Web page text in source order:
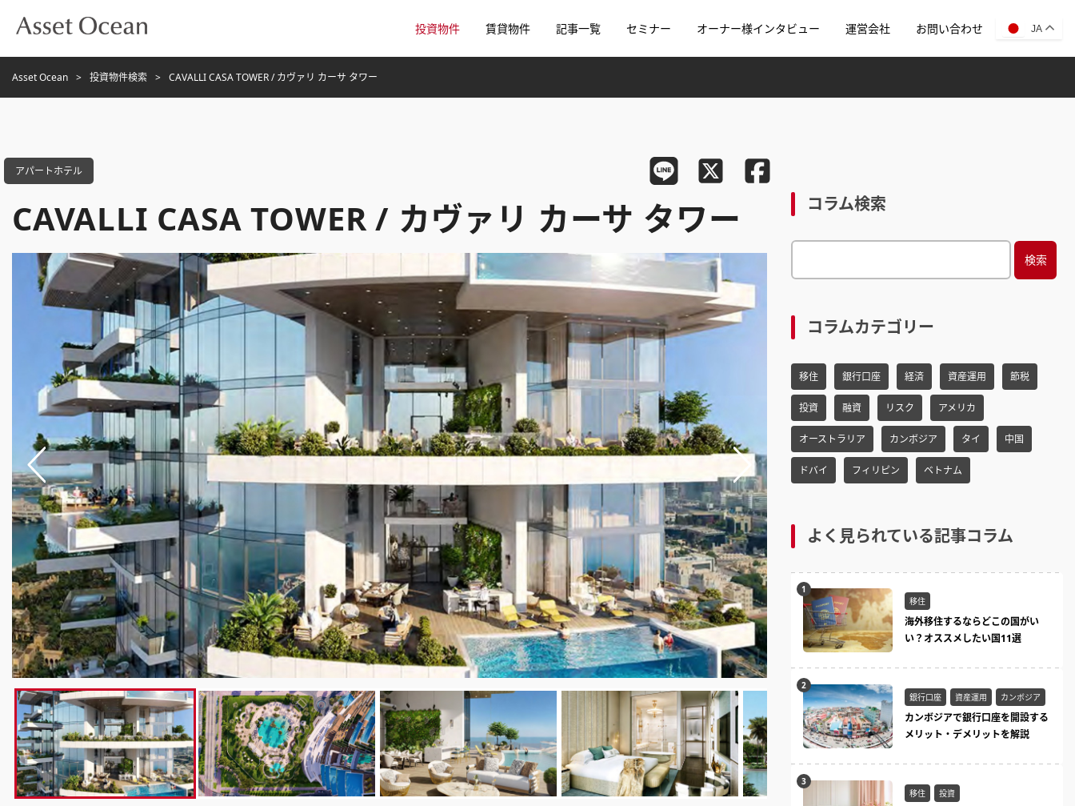
投資物件 賃貸物件 記事一覧 セミナー オーナー様インタビュー 運営会社 お問い合わせ JA
Asset Ocean 投資物件検索 CAVALLI CASA TOWER / カヴァリ カーサ タワー
アパートホテル
CAVALLI CASA TOWER / カヴァリ カーサ タワー コラム検索
e
r
c
h
f
r:
コラムカテゴリー
移住 銀行口座 経済 資産運用 節税
投資 融資 リスク アメリカ
オーストラリア カンボジア タイ 中国
ドバイ フィリピン ベトナム
よく見られている記事コラム
移住
海外移住するならどこの国がい
い？オススメしたい国11選
銀行口座 資産運用 カンボジア
カンボジアで銀行口座を開設する
メリット・デメリットを解説
移住 投資